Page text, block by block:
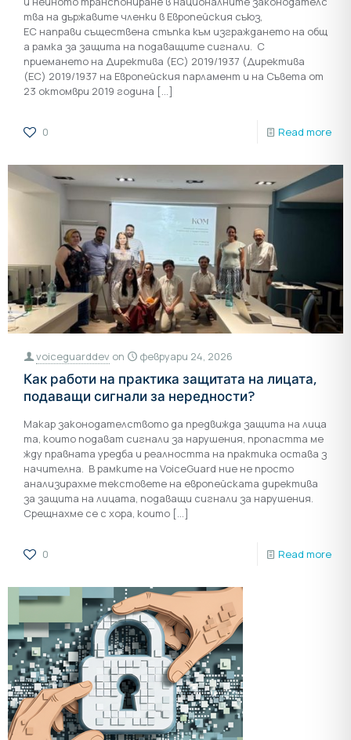
тва на държавите членки в Европейския съюз,
ЕС направи съществена стъпка към изграждането на общ
а рамка за защита на подаващите сигнали. С
приемането на Директива (ЕС) 2019/1937 (Директива
(ЕС) 2019/1937 на Европейския парламент и на Съвета от
23 октомври 2019 година […]
0 Read more
voiceguarddev on февруари 24, 2026
Как работи на практика защитата на лицата,
подаващи сигнали за нередности?
Макар законодателството да предвижда защита на лица
та, които подават сигнали за нарушения, пропастта ме
жду правната уредба и реалността на практика остава з
начителна. В рамките на VoiceGuard ние не просто
анализирахме текстовете на европейската директива
за защита на лицата, подаващи сигнали за нарушения.
Срещнахме се с хора, които […]
0 Read more